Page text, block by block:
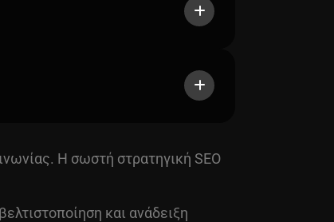
Η σωστή στρατηγική SEO
και ανάδειξη